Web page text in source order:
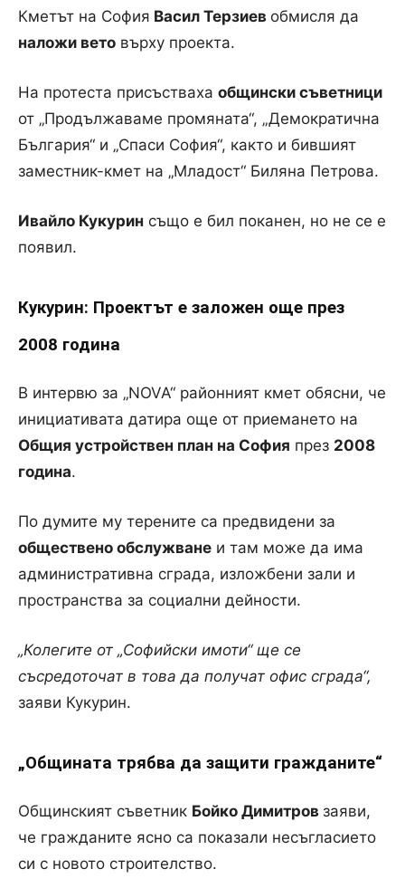
Кметът на София Васил Терзиев обмисля да
наложи вето върху проекта.
На протеста присъстваха общински съветници
от „Продължаваме промяната“, „Демократична
България“ и „Спаси София“, както и бившият
заместник-кмет на „Младост“ Биляна Петрова.
Ивайло Кукурин също е бил поканен, но не се е
появил.
Кукурин: Проектът е заложен още през
2008 година
В интервю за „NOVA“ районният кмет обясни, че
инициативата датира още от приемането на
Общия устройствен план на София през 2008
година.
По думите му терените са предвидени за
обществено обслужване и там може да има
административна сграда, изложбени зали и
пространства за социални дейности.
„Колегите от „Софийски имоти“ ще се
съсредоточат в това да получат офис сграда“,
заяви Кукурин.
„Общината трябва да защити гражданите“
Общинският съветник Бойко Димитров заяви,
че гражданите ясно са показали несъгласието
си с новото строителство.